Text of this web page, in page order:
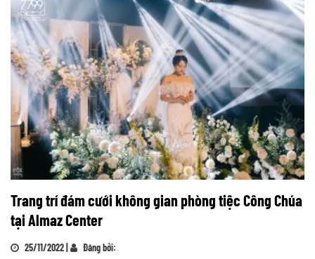
Trang trí đám cưới không gian phòng tiệc Công Chúa
tại Almaz Center
25/11/2022 | Đăng bởi: